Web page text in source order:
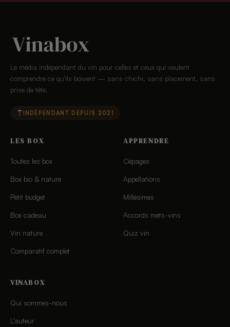
Le média indépendant du vin pour celles et ceux qui veulent
comprendre ce qu'ils boivent — sans chichi, sans placement, sans
prise de tête.
INDÉPENDANT DEPUIS 2021
LES BOX
Toutes les box
Box bio & nature
Petit budget
Box cadeau
Vin nature
Comparatif complet
APPRENDRE
Cépages
Appellations
Millésimes
Accords mets-vins
Quiz vin
VINABOX
Qui sommes-nous
L’auteur